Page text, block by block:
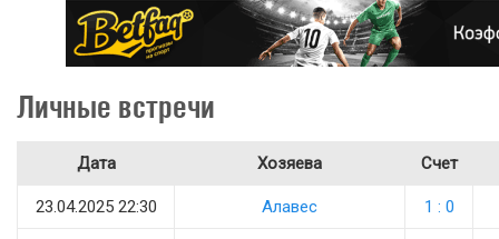
Личные встречи
Дата Хозяева Счет
23.04.2025 22:30 Алавес 1 : 0